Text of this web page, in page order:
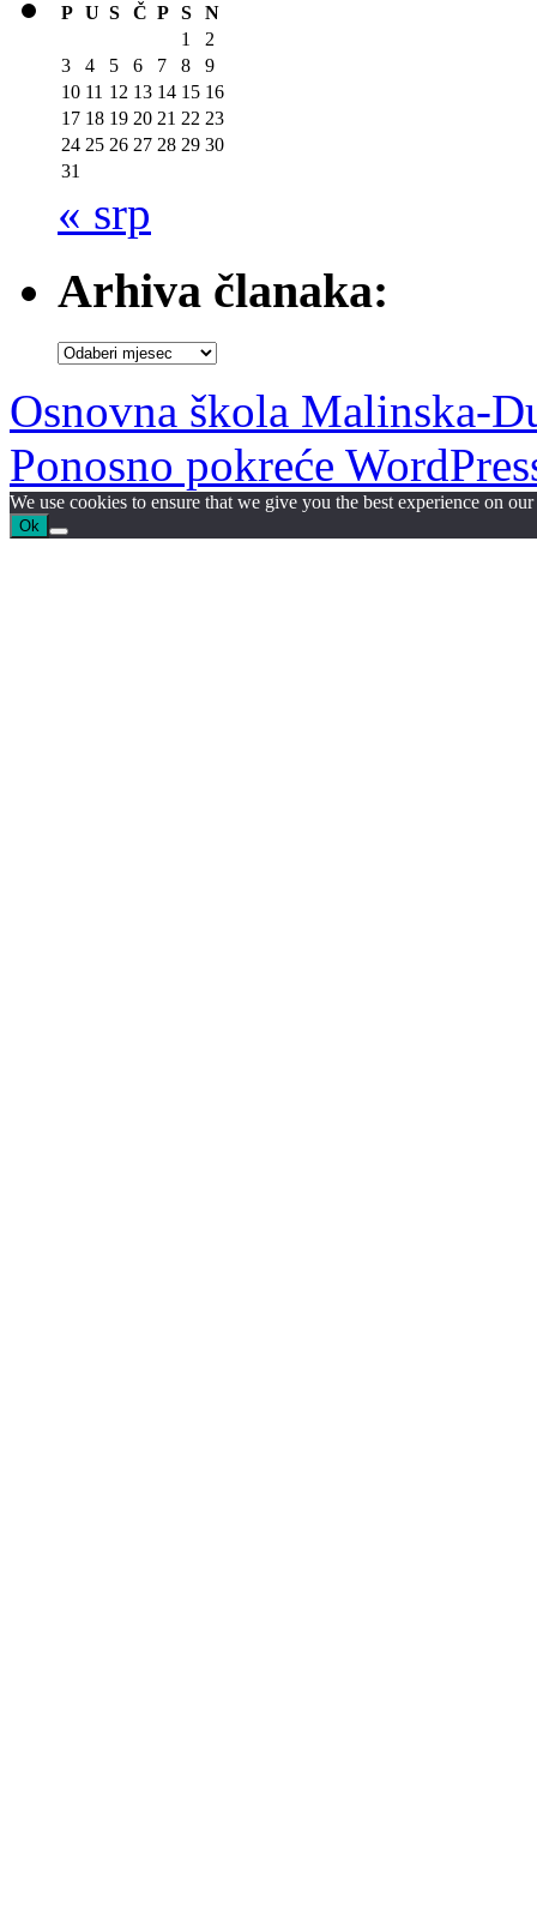
P U S Č P S
N
1
2
3
4 5 6 7 8
9
10 11 12 13 14 15 16
17 18 19 20 21 22 23
24 25 26 27 28 29 30
31
« srp
Arhiva članaka:
Arhiva
Osnovna škola Malinska-
Ponosno pokreće
We use cookies to ensure that we give you the best experience on
Ok